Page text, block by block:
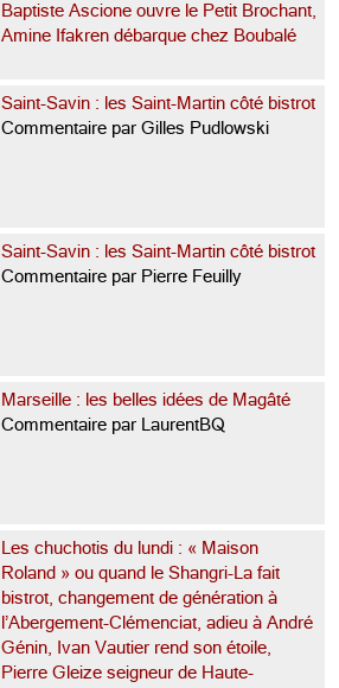
Baptiste Ascione ouvre le Petit Brochant,
Amine Ifakren débarque chez Boubalé
Saint-Savin : les Saint-Martin côté bistrot
Commentaire par Gilles Pudlowski
Saint-Savin : les Saint-Martin côté bistrot
Commentaire par Pierre Feuilly
Marseille : les belles idées de Magâté
Commentaire par LaurentBQ
Les chuchotis du lundi : « Maison
Roland » ou quand le Shangri-La fait
bistrot, changement de génération à
l’Abergement-Clémenciat, adieu à André
Génin, Ivan Vautier rend son étoile,
Pierre Gleize seigneur de Haute-